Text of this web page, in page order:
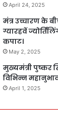
April 24, 2025
मंत्र उच्चारण के
ग्यारहवें
कपाट।
May 2, 2025
मुख्यमंत्री पुष्कर
विभिन्न
April 1, 2025